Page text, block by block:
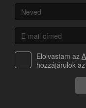
Elolvastam az
hozzájárulok